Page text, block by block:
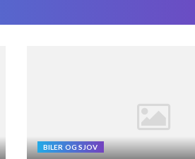
BILER OG SJOV